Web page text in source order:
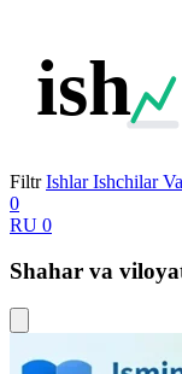
ish
Filtr Ishlar Ishchilar
0
RU 0
Shahar va